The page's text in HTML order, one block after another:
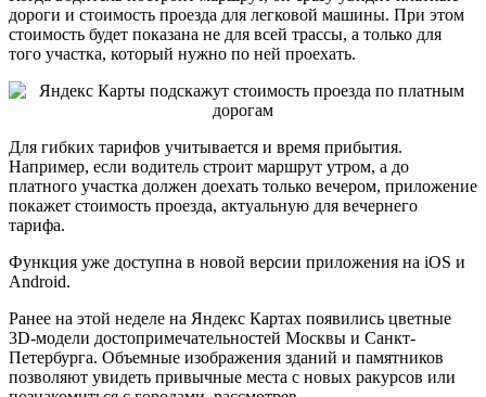
дороги и стоимость проезда для легковой машины. При этом
стоимость будет показана не для всей трассы, а только для
того участка, который нужно по ней проехать.
Для гибких тарифов учитывается и время прибытия.
Например, если водитель строит маршрут утром, а до
платного участка должен доехать только вечером, приложение
покажет стоимость проезда, актуальную для вечернего
тарифа.
Функция уже доступна в новой версии приложения на iOS и
Android.
Ранее на этой неделе на Яндекс Картах появились цветные
3D-модели достопримечательностей Москвы и Санкт-
Петербурга. Объемные изображения зданий и памятников
позволяют увидеть привычные места с новых ракурсов или